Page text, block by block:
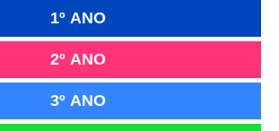
1º ANO
2º ANO
3º ANO